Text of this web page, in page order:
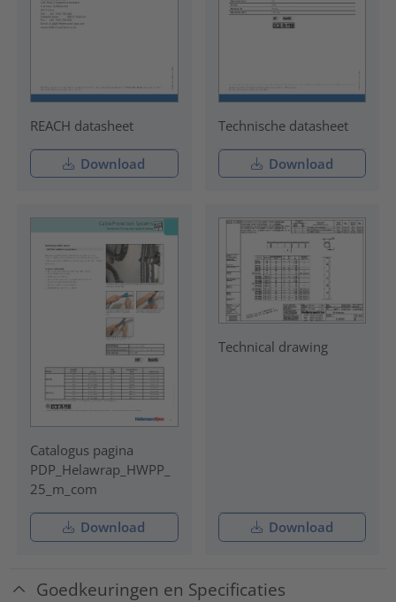
REACH datasheet
Download
Technische datasheet
Download
Catalogus pagina
PDP_Helawrap_HWPP_
25_m_com
Download
Technical drawing
Download
Goedkeuringen en Specificaties